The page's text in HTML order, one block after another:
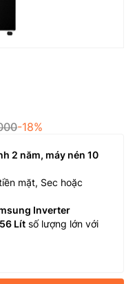
-18%
2 năm, máy nén 10
mặt, Sec hoặc
Inverter
Lít số lượng lớn với